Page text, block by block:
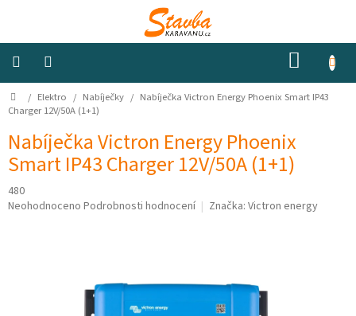
KOŠÍK
Izolace
a
odhlučnění
Konstrukční
materiály
Domů
/ Elektro / Nabíječky / Nabíječka Victron Energy Phoenix Smart IP43
Charger 12V/50A (1+1)
Nabíječka Victron Energy Phoenix
Smart IP43 Charger 12V/50A (1+1)
480
Průměrné
Neohodnoceno Podrobnosti hodnocení Značka: Victron energy